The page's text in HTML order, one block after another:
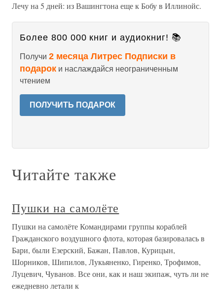
Лечу на 5 дней: из Вашингтона еще к Бобу в Иллинойс.
Более 800 000 книг и аудиокниг! 📚
Получи 2 месяца Литрес Подписки в
подарок и наслаждайся неограниченным
чтением
ПОЛУЧИТЬ ПОДАРОК
Читайте также
Пушки на самолёте
Пушки на самолёте Командирами группы кораблей
Гражданского воздушного флота, которая базировалась в
Бари, были Езерский, Бажан, Павлов, Курицын,
Шорников, Шипилов, Лукьяненко, Гиренко, Трофимов,
Луцевич, Чуванов. Все они, как и наш экипаж, чуть ли не
ежедневно летали к